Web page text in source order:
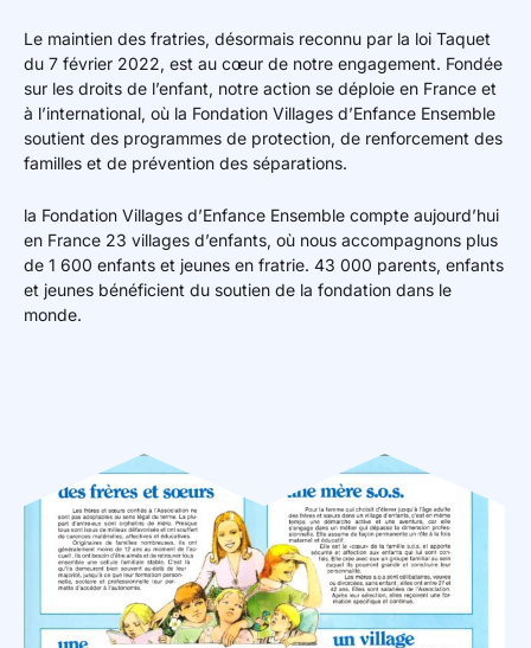
Le maintien des fratries, désormais reconnu par la loi Taquet
du 7 février 2022, est au cœur de notre engagement. Fondée
sur les droits de l’enfant, notre action se déploie en France et
à l’international, où la Fondation Villages d’Enfance Ensemble
soutient des programmes de protection, de renforcement des
familles et de prévention des séparations.
la Fondation Villages d’Enfance Ensemble compte aujourd’hui
en France 23 villages d’enfants, où nous accompagnons plus
de 1 600 enfants et jeunes en fratrie. 43 000 parents, enfants
et jeunes bénéficient du soutien de la fondation dans le
monde.